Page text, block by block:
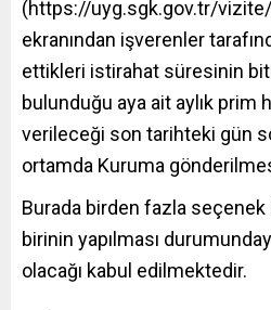
(https://uyg.sgk.gov.tr/
ekranından işverenler
ettikleri istirahat süresinin
bulunduğu aya ait aylık prim
verileceği son tarihteki gün
ortamda Kuruma
Burada birden fazla
birinin yapılması
olacağı kabul edilmektedir.